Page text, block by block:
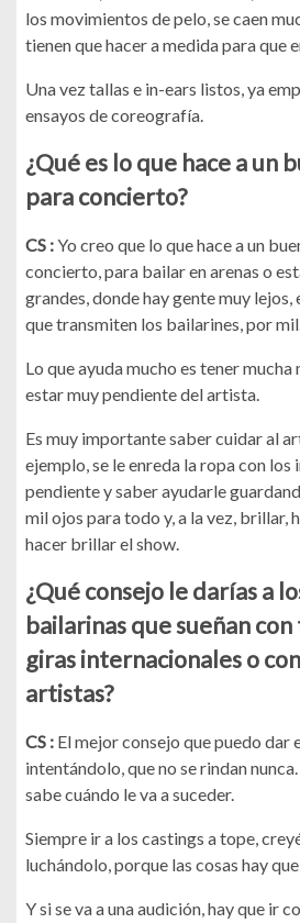
los movimientos de pelo, se caen
tienen que hacer a medida para que
Una vez tallas e in-ears listos, ya
ensayos de coreografía.
¿Qué es lo que hace a un
para concierto?
CS :Yo creo que lo que hace a un
concierto, para bailar en arenas o
grandes, donde hay gente muy
que transmiten los bailarines, por
Lo que ayuda mucho es tener
estar muy pendiente del artista.
Es muy importante saber cuidar al
ejemplo, se le enreda la ropa con los
pendiente y saber ayudarle
mil ojos para todo y, a la vez, brillar,
hacer brillar el show.
¿Qué consejo le darías a
bailarinas que sueñan
giras internacionales o
artistas?
CS : El mejor consejo que puedo dar
intentándolo, que no se rindan
sabe cuándo le va a suceder.
Siempre ir a los castings a tope,
luchándolo, porque las cosas hay
Y si se va a una audición, hay que ir